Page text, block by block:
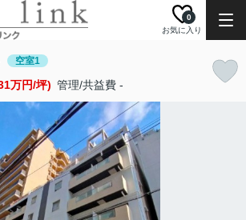
お気に入り
0
空室1
万円/坪) 管理/共益費 -